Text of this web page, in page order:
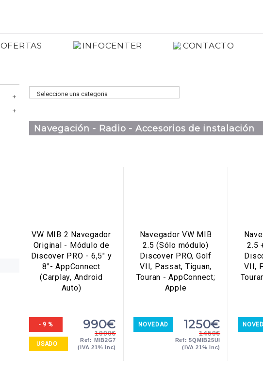
OFERTAS INFOCENTER CONTACTO
Navegación - Radio - Accesorios de instalación
- 9 %
USADO
VW MIB 2 Navegador
Original - Módulo de
Discover PRO - 6,5" y
8"- AppConnect
(Carplay, Android
Auto)
990€
1090€
Ref: MIB2G7
(IVA 21% inc)
- 14 %
NOVEDAD
Navegador VW MIB
2.5 (Sólo módulo)
Discover PRO, Golf
VII, Passat, Tiguan,
Touran - AppConnect;
Apple
1250€
1450€
Ref: 5QMIB25UI
(IVA 21% inc)
- 12
2.5
VII,